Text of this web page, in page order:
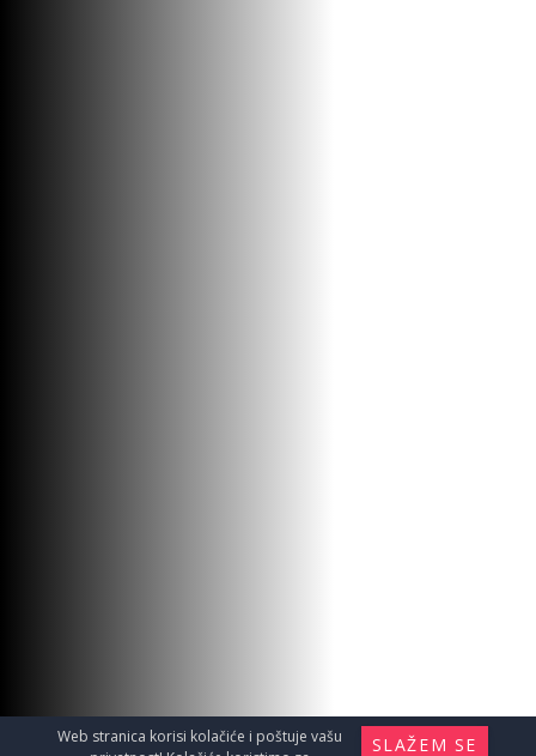
SLAŽEM SE
Web stranica korisi kolačiće i poštuje vašu